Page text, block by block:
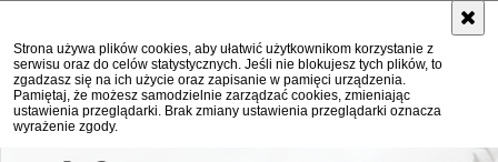
Strona używa plików cookies, aby ułatwić użytkownikom korzystanie z
serwisu oraz do celów statystycznych. Jeśli nie blokujesz tych plików, to
zgadzasz się na ich użycie oraz zapisanie w pamięci urządzenia.
Pamiętaj, że możesz samodzielnie zarządzać cookies, zmieniając
ustawienia przeglądarki. Brak zmiany ustawienia przeglądarki oznacza
wyrażenie zgody.